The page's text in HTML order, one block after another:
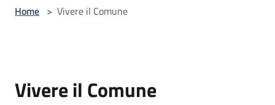
Home > Vivere il Comune
Vivere il Comune